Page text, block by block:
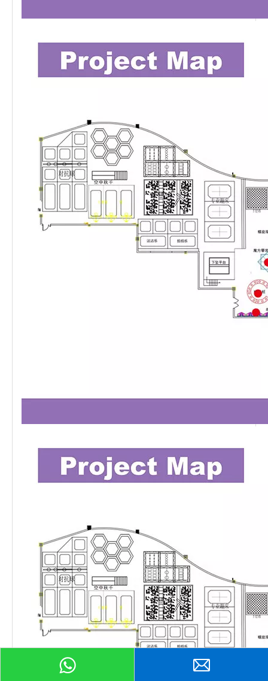
प्रॉडक्ट पूछताछ